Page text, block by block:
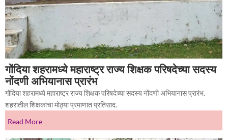
गोंदिया शहरामध्ये महाराष्ट्र राज्य शिक्षक परिषदेच्या सदस्य
नोंदणी अभियानास प्रारंभ
गोंदिया शहरामध्ये महाराष्ट्र राज्य शिक्षक परिषदेच्या सदस्य नोंदणी अभियानास प्रारंभ.
शहरातील शिक्षकांचा मोठ्या प्रमाणात प्रतिसाद.
Read More